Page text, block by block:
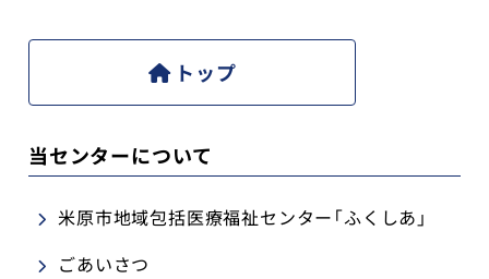
診療科
地域包括支援センター
トップ
当センターについて
米原市地域包括医療福祉センター「ふくしあ」
ごあいさつ